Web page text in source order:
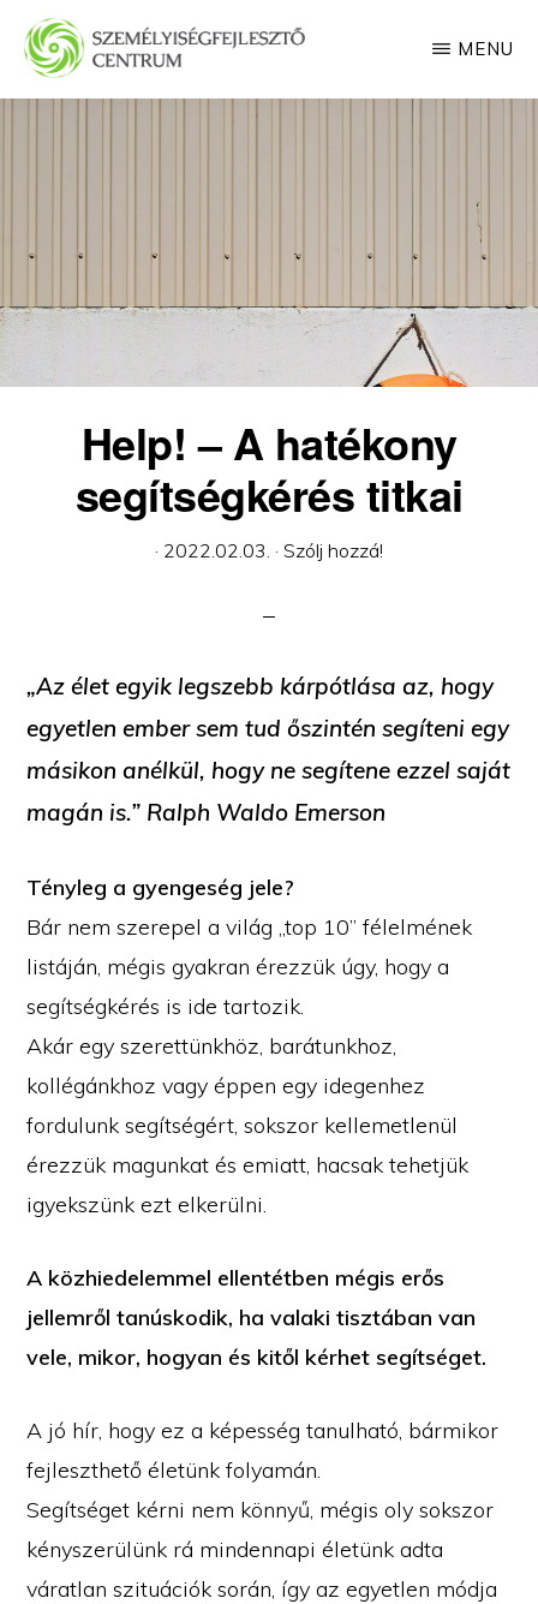
Skip
mainSZEMÉLYISÉGFEJLESZTŐ
MENU
Help! – A hatékony
segítségkérés titkai
· 2022.02.03. · Szólj hozzá!
„Az élet egyik legszebb kárpótlása az, hogy
egyetlen ember sem tud őszintén segíteni egy
másikon anélkül, hogy ne segítene ezzel saját
magán is.” Ralph Waldo Emerson
Tényleg a gyengeség jele?
Bár nem szerepel a világ „top 10” félelmének
listáján, mégis gyakran érezzük úgy, hogy a
segítségkérés is ide tartozik.
Akár egy szerettünkhöz, barátunkhoz,
kollégánkhoz vagy éppen egy idegenhez
fordulunk segítségért, sokszor kellemetlenül
érezzük magunkat és emiatt, hacsak tehetjük
igyekszünk ezt elkerülni.
A közhiedelemmel ellentétben mégis erős
jellemről tanúskodik, ha valaki tisztában van
vele, mikor, hogyan és kitől kérhet segítséget.
A jó hír, hogy ez a képesség tanulható, bármikor
fejleszthető életünk folyamán.
Segítséget kérni nem könnyű, mégis oly sokszor
kényszerülünk rá mindennapi életünk adta
váratlan szituációk során, így az egyetlen módja